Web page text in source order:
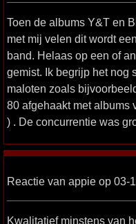
Toen de albums Y&T en
met mij velen dit wordt
band. Helaas op een of
gemist. Ik begrijp het nog
maloten zoals
80 afgehaakt met albums
) . De concurrentie was
Reactie van appie op 03-
Kwalitatief minstens van